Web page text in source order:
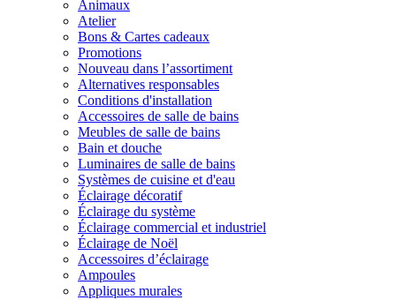
Animaux
Atelier
Bons & Cartes cadeaux
Promotions
Nouveau dans l’assortiment
Alternatives responsables
Conditions d'installation
Accessoires de salle de bains
Meubles de salle de bains
Bain et douche
Luminaires de salle de bains
Systèmes de cuisine et d'eau
Éclairage décoratif
Éclairage du système
Éclairage commercial et industriel
Éclairage de Noël
Accessoires d’éclairage
Ampoules
Appliques murales